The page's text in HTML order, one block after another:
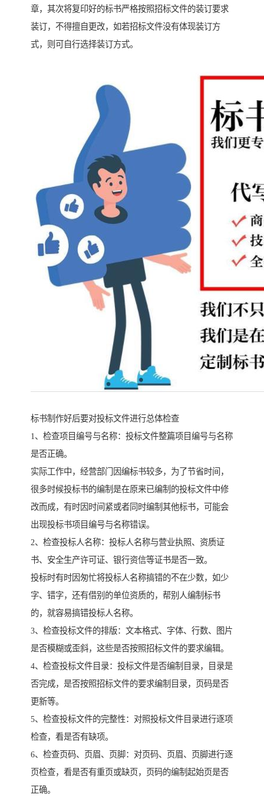
章，其次将复印好的标书严格按照招标文件的装订要求
装订，不得擅自更改，如若招标文件没有体现装订方
式，则可自行选择装订方式。
标书制作好后要对投标文件进行总体检查
1、检查项目编号与名称：投标文件整篇项目编号与名称
是否正确。
实际工作中，经营部门因编标书较多，为了节省时间，
很多时候投标书的编制是在原来已编制的投标文件中修
改而成，有时因时间紧或者同时编制其他标书，可能会
出现投标书项目编号与名称错误。
2、检查投标人名称：投标人名称与营业执照、资质证
书、安全生产许可证、银行资信等证书是否一致。
投标时有时因匆忙将投标人名称搞错的不在少数，如少
字、错字，还有借别的单位资质的，帮别人编制标书
的，就容易搞错投标人名称。
3、检查投标文件的排版：文本格式、字体、行数、图片
是否模糊或歪斜，这些是否按照招标文件的要求编辑。
4、检查投标文件目录：投标文件是否编制目录，目录是
否完成，是否按照招标文件的要求编制目录，页码是否
更新等。
5、检查投标文件的完整性：对照投标文件目录进行逐项
检查，看是否有缺项。
6、检查页码、页眉、页脚：对页码、页眉、页脚进行逐
页检查，看是否有重页或缺页，页码的编制起始页是否
正确。